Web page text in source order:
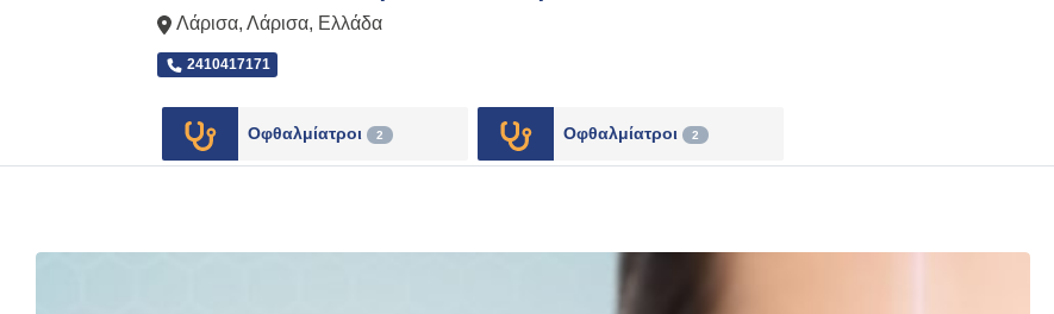
Λάρισα,Λάρισα, Ελλάδα
2410417171
Οφθαλμίατροι 2 Οφθαλμίατροι 2